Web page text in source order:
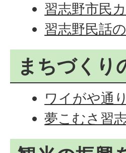
習志野市民
習志野民話
まちづくり
ワイがや通
夢こむさ習